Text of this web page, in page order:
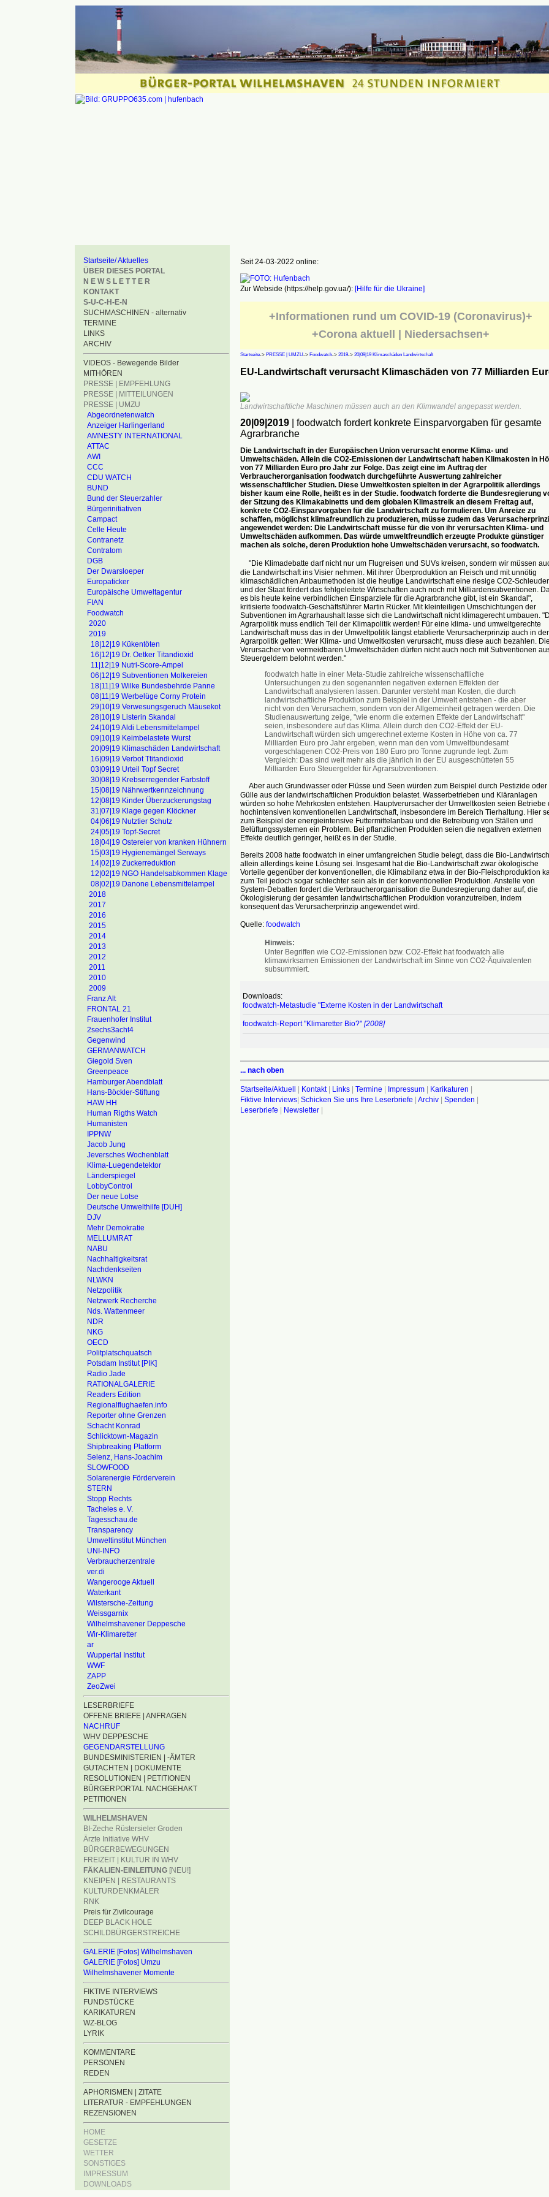
Startseite/ Aktuelles
ÜBER DIESES PORTAL
N E W S L E T T E R
KONTAKT
S-U-C-H-E-N
SUCHMASCHINEN - alternativ
TERMINE
LINKS
ARCHIV
VIDEOS - Bewegende Bilder
MITHÖREN
PRESSE | EMPFEHLUNG
PRESSE | MITTEILUNGEN
PRESSE | UMZU
Abgeordnetenwatch
Anzeiger Harlingerland
AMNESTY INTERNATIONAL
ATTAC
AWI
CCC
CDU WATCH
BUND
Bund der Steuerzahler
Bürgerinitiativen
Campact
Celle Heute
Contranetz
Contratom
DGB
Der Dwarsloeper
Europaticker
Europäische Umweltagentur
FIAN
Foodwatch
2020
2019
18|12|19 Kükentöten
16|12|19 Dr. Oetker Titandioxid
11|12|19 Nutri-Score-Ampel
06|12|19 Subventionen Molkereien
18|11|19 Wilke Bundesbehrde Panne
08|11|19 Werbelüge Corny Protein
29|10|19 Verwesungsgeruch Mäusekot
28|10|19 Listerin Skandal
24|10|19 Aldi Lebensmittelampel
09|10|19 Keimbelastete Wurst
20|09|19 Klimaschäden Landwirtschaft
16|09|19 Verbot Ttitandioxid
03|09|19 Urteil Topf Secret
30|08|19 Krebserregender Farbstoff
15|08|19 Nährwertkennzeichnung
12|08|19 Kinder Überzuckerungstag
31|07|19 Klage gegen Klöckner
04|06|19 Nutztier Schutz
24|05|19 Topf-Secret
18|04|19 Ostereier von kranken Hühnern
15|03|19 Hygienemängel Serways
14|02|19 Zuckerreduktion
12|02|19 NGO Handelsabkommen Klage
08|02|19 Danone Lebensmittelampel
2018
2017
2016
2015
2014
2013
2012
2011
2010
2009
Franz Alt
FRONTAL 21
Frauenhofer Institut
2sechs3acht4
Gegenwind
GERMANWATCH
Giegold Sven
Greenpeace
Hamburger Abendblatt
Hans-Böckler-Stiftung
HAW HH
Human Rigths Watch
Humanisten
IPPNW
Jacob Jung
Jeversches Wochenblatt
Klima-Luegendetektor
Länderspiegel
LobbyControl
Der neue Lotse
Deutsche Umwelthilfe [DUH]
DJV
Mehr Demokratie
MELLUMRAT
NABU
Nachhaltigkeitsrat
Nachdenkseiten
NLWKN
Netzpolitik
Netzwerk Recherche
Nds. Wattenmeer
NDR
NKG
OECD
Politplatschquatsch
Potsdam Institut [PIK]
Radio Jade
RATIONALGALERIE
Readers Edition
Regionalflughaefen.info
Reporter ohne Grenzen
Schacht Konrad
Schlicktown-Magazin
Shipbreaking Platform
Selenz, Hans-Joachim
SLOWFOOD
Solarenergie Förderverein
STERN
Stopp Rechts
Tacheles e. V.
Tagesschau.de
Transparency
Umweltinstitut München
UNI-INFO
Verbraucherzentrale
ver.di
Wangerooge Aktuell
Waterkant
Wilstersche-Zeitung
Weissgarnix
Wilhelmshavener Deppesche
Wir-Klimaretter
ar
Wuppertal Institut
WWF
ZAPP
ZeoZwei
LESERBRIEFE
OFFENE BRIEFE | ANFRAGEN
NACHRUF
WHV DEPPESCHE
GEGENDARSTELLUNG
BUNDESMINISTERIEN | -ÄMTER
GUTACHTEN | DOKUMENTE
RESOLUTIONEN | PETITIONEN
BÜRGERPORTAL NACHGEHAKT
PETITIONEN
WILHELMSHAVEN
BI-Zeche Rüstersieler Groden
Ärzte Initiative WHV
BÜRGERBEWEGUNGEN
FREIZEIT | KULTUR IN WHV
FÄKALIEN-EINLEITUNG [NEU!]
KNEIPEN | RESTAURANTS
KULTURDENKMÄLER
RNK
Preis für Zivilcourage
DEEP BLACK HOLE
SCHILDBÜRGERSTREICHE
GALERIE [Fotos] Wilhelmshaven
GALERIE [Fotos] Umzu
Wilhelmshavener Momente
FIKTIVE INTERVIEWS
FUNDSTÜCKE
KARIKATUREN
WZ-BLOG
LYRIK
KOMMENTARE
PERSONEN
REDEN
APHORISMEN | ZITATE
LITERATUR - EMPFEHLUNGEN
REZENSIONEN
HOME
GESETZE
WETTER
SONSTIGES
IMPRESSUM
DOWNLOADS
Seit 24-03-2022 online:
Zur Webside (https://help.gov.ua/): [Hilfe für die Ukraine]
+Informationen rund um COVID-19 (Coronavirus)+
+Corona aktuell | Niedersachsen+
Startseite-> PRESSE | UMZU-> Foodwatch-> 2019-> 20|09|19 Klimaschäden Landwirtschaft
EU-Landwirtschaft verursacht Klimaschäden von 77 Milliarden
Landwirtschaftliche Maschinen müssen auch an den Klimwandel angepasst werden.
20|09|2019
| foodwatch fordert konkrete Einsparvorgaben für gesamte
Agrarbranche
Die Landwirtschaft in der Europäischen Union verursacht enorme Klima- und
Umweltschäden. Allein die CO2-Emissionen der Landwirtschaft haben Klimakosten in
von 77 Milliarden Euro pro Jahr zur Folge. Das zeigt eine im Auftrag der
Verbraucherorganisation foodwatch durchgeführte Auswertung zahlreicher
wissenschaftlicher Studien. Diese Umweltkosten spielten in der Agrarpolitik allerdings
bisher kaum eine Rolle, heißt es in der Studie. foodwatch forderte die Bundesregierung
der Sitzung des Klimakabinetts und dem globalen Klimastreik an diesem Freitag auf,
konkrete CO2-Einsparvorgaben für die Landwirtschaft zu formulieren. Um Anreize zu
schaffen, möglichst klimafreundlich zu produzieren, müsse zudem das
angewendet werden: Die Landwirtschaft müsse für die von ihr verursachten Klima- und
Umweltschäden aufkommen. Das würde umweltfreundlich erzeugte Produkte günstiger
machen als solche, deren Produktion hohe Umweltschäden verursacht, so foodwatch.
"Die Klimadebatte darf nicht nur um Flugreisen und SUVs kreisen, sondern wir müssen
die Landwirtschaft ins Visier nehmen. Mit ihrer Überproduktion an Fleisch und mit unnötig
klimaschädlichen Anbaumethoden ist die heutige Landwirtschaft eine riesige CO2-
und der Staat fördert das fehlgeleitete Wirtschaften auch noch mit Milliardensubventionen.
es bis heute keine verbindlichen Einsparziele für die Agrarbranche gibt, ist ein Skandal",
kritisierte foodwatch-Geschäftsführer Martin Rücker. Mit kleinteiligen Umschichtungen der
Subventionen im Agrarhaushalt lasse sich die Landwirtschaft nicht klimagerecht umbauen.
Agrarpolitik muss endlich Teil der Klimapolitik werden! Für eine klima- und umweltgerechte
Landwirtschaft muss das in der Umweltpolitik längst etablierte Verursacherprinzip auch in der
Agrarpolitik gelten: Wer Klima- und Umweltkosten verursacht, muss diese auch bezahlen. Die
Verursacher von vermeidbaren Umweltschäden dürfen nicht auch noch mit Subventionen
Steuergeldern belohnt werden."
foodwatch hatte in einer Meta-Studie zahlreiche wissenschaftliche
Untersuchungen zu den sogenannten negativen externen Effekten der
Landwirtschaft analysieren lassen. Darunter versteht man Kosten, die durch
landwirtschaftliche Produktion zum Beispiel in der Umwelt entstehen - die aber
nicht von den Verursachern, sondern von der Allgemeinheit getragen werden. Die
Studienauswertung zeige, "wie enorm die externen Effekte der Landwirtschaft"
seien, insbesondere auf das Klima. Allein durch den CO2-Effekt der EU-
Landwirtschaft würden sich umgerechnet externe Kosten in Höhe von ca. 77
Milliarden Euro pro Jahr ergeben, wenn man den vom Umweltbundesamt
vorgeschlagenen CO2-Preis von 180 Euro pro Tonne zugrunde legt. Zum
Vergleich: Das sind weit mehr als die jährlich in der EU ausgeschütteten 55
Milliarden Euro Steuergelder für Agrarsubventionen.
Aber auch Grundwasser oder Flüsse und Seen würden zum Beispiel durch Pestizide oder
Gülle aus der landwirtschaftlichen Produktion belastet. Wasserbetrieben und Kläranlagen
würden so hohe Mehrkosten entstehen. Hauptverursacher der Umweltkosten seien Betriebe
hochintensiven konventionellen Landwirtschaft, insbesondere im Bereich Tierhaltung. Hier
zum Beispiel der energieintensive Futtermittelanbau und die Betreibung von Ställen und
Belüftungssystemen ein Problem. Bei pflanzlichen Produkten seien die negativen externen
Effekte deutlich geringer, heißt es in der Studie.
Bereits 2008 hatte foodwatch in einer umfangreichen Studie belegt, dass die Bio-
allein allerdings keine Lösung sei. Insgesamt hat die Bio-Landwirtschaft zwar ökologische
Vorteile gegenüber der konventionellen, die Klimabilanz etwa in der Bio-Fleischproduktion
zum Teil jedoch sogar schlechter sein als in der konventionellen Produktion. Anstelle von
System-Debatten fordert die Verbraucherorganisation die Bundesregierung daher auf, die
Ökologisierung der gesamten landwirtschaftlichen Produktion voranzutreiben, indem
konsequent das Verursacherprinzip angewendet wird.
Quelle: foodwatch
Hinweis:
Unter Begriffen wie CO2-Emissionen bzw. CO2-Effekt hat foodwatch alle
klimawirksamen Emissionen der Landwirtschaft im Sinne von CO2-Äquivalenten
subsummiert.
Downloads:
foodwatch-Metastudie "Externe Kosten in der Landwirtschaft
foodwatch-Report "Klimaretter Bio?" [2008]
... nach oben
Startseite/Aktuell | Kontakt| Links| Termine | Impressum| Karikaturen |
Fiktive Interviews| Schicken Sie uns Ihre Leserbriefe | Archiv| Spenden |
Leserbriefe | Newsletter|